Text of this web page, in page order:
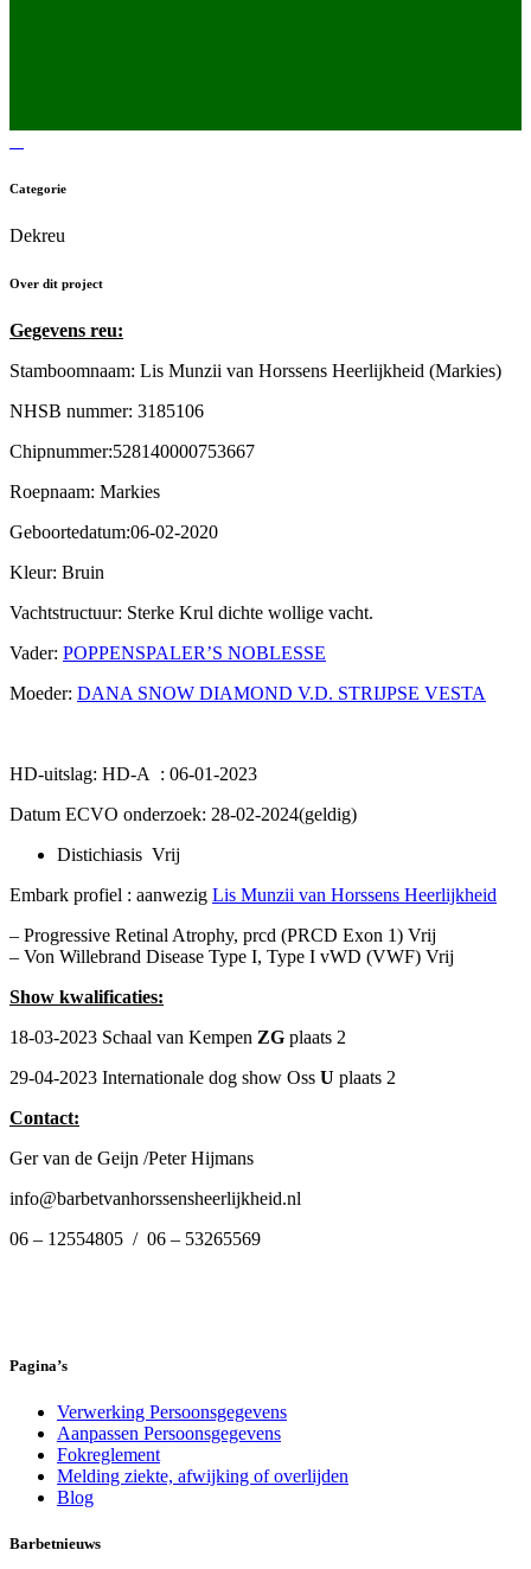
Categorie
Dekreu
Over dit project
Gegevens reu:
Stamboomnaam: Lis Munzii van Horssens Heerlijkheid (Markies)
NHSB nummer: 3185106
Chipnummer:528140000753667
Roepnaam: Markies
Geboortedatum:06-02-2020
Kleur: Bruin
Vachtstructuur: Sterke Krul dichte wollige vacht.
Vader: POPPENSPALER’S NOBLESSE
Moeder: DANA SNOW DIAMOND V.D. STRIJPSE VESTA
HD-uitslag: HD-A : 06-01-2023
Datum ECVO onderzoek: 28-02-2024(geldig)
Distichiasis Vrij
Embark profiel : aanwezig Lis Munzii van Horssens Heerlijkheid
– Progressive Retinal Atrophy, prcd (PRCD Exon 1) Vrij
– Von Willebrand Disease Type I, Type I vWD (VWF) Vrij
Show kwalificaties:
18-03-2023 Schaal van Kempen ZG plaats 2
29-04-2023 Internationale dog show Oss U plaats 2
Contact:
Ger van de Geijn /Peter Hijmans
info@barbetvanhorssensheerlijkheid.nl
06 – 12554805 / 06 – 53265569
Pagina’s
Verwerking Persoonsgegevens
Aanpassen Persoonsgegevens
Fokreglement
Melding ziekte, afwijking of overlijden
Blog
Barbetnieuws